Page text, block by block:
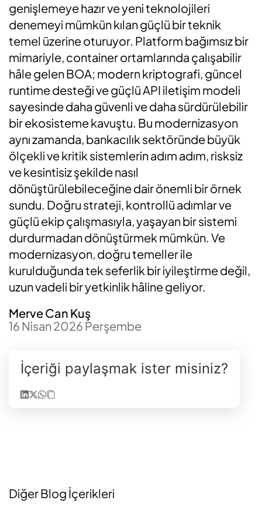
genişlemeye hazır ve yeni teknolojileri
denemeyi mümkün kılan güçlü bir teknik
temel üzerine oturuyor. Platform bağımsız bir
mimariyle, container ortamlarında çalışabilir
hâle gelen BOA; modern kriptografi, güncel
runtime desteği ve güçlü API iletişim modeli
sayesinde daha güvenli ve daha sürdürülebilir
bir ekosisteme kavuştu. Bu modernizasyon
aynı zamanda, bankacılık sektöründe büyük
ölçekli ve kritik sistemlerin adım adım, risksiz
ve kesintisiz şekilde nasıl
dönüştürülebileceğine dair önemli bir örnek
sundu. Doğru strateji, kontrollü adımlar ve
güçlü ekip çalışmasıyla, yaşayan bir sistemi
durdurmadan dönüştürmek mümkün. Ve
modernizasyon, doğru temeller ile
kurulduğunda tek seferlik bir iyileştirme değil,
uzun vadeli bir yetkinlik hâline geliyor.
Merve Can Kuş
16 Nisan 2026 Perşembe
İçeriği paylaşmak ister misiniz?
Diğer Blog İçerikleri